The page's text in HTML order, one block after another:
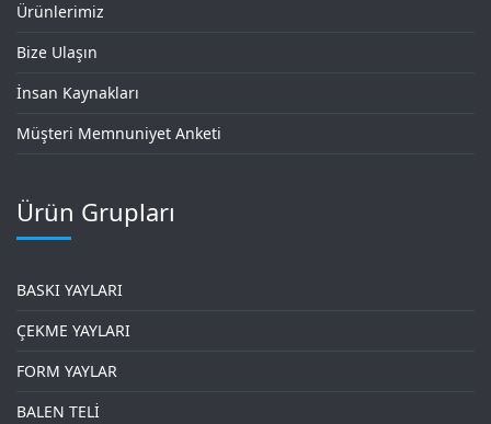
Ürünlerimiz
Bize Ulaşın
İnsan Kaynakları
Müşteri Memnuniyet Anketi
Ürün Grupları
BASKI YAYLARI
ÇEKME YAYLARI
FORM YAYLAR
BALEN TELİ